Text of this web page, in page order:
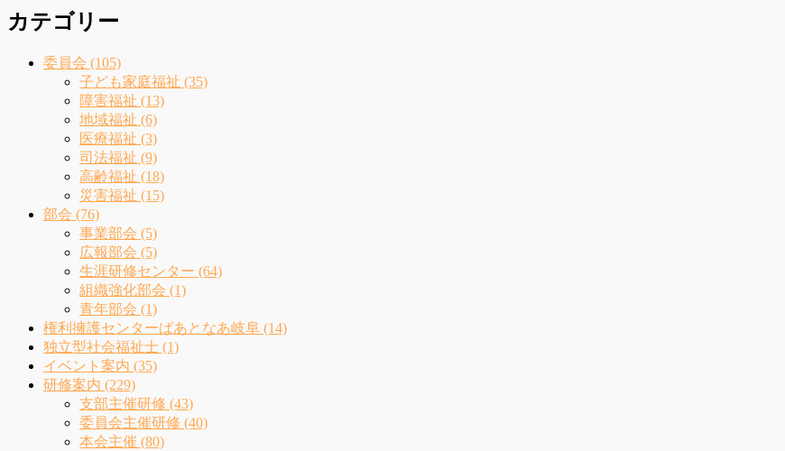
カテゴリー
委員会 (105)
子ども家庭福祉 (35)
障害福祉 (13)
地域福祉 (6)
医療福祉 (3)
司法福祉 (9)
高齢福祉 (18)
災害福祉 (15)
部会 (76)
事業部会 (5)
広報部会 (5)
生涯研修センター (64)
組織強化部会 (1)
青年部会 (1)
権利擁護センターぱあとなあ岐阜 (14)
独立型社会福祉士 (1)
イベント案内 (35)
研修案内 (229)
支部主催研修 (43)
委員会主催研修 (40)
本会主催 (80)